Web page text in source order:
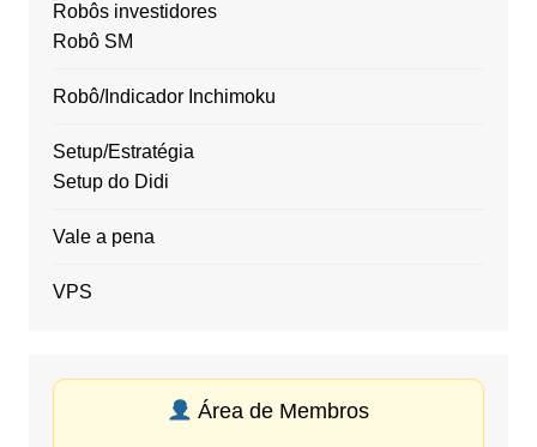
Robôs investidores
Robô SM
Robô/Indicador Inchimoku
Setup/Estratégia
Setup do Didi
Vale a pena
VPS
Área de Membros